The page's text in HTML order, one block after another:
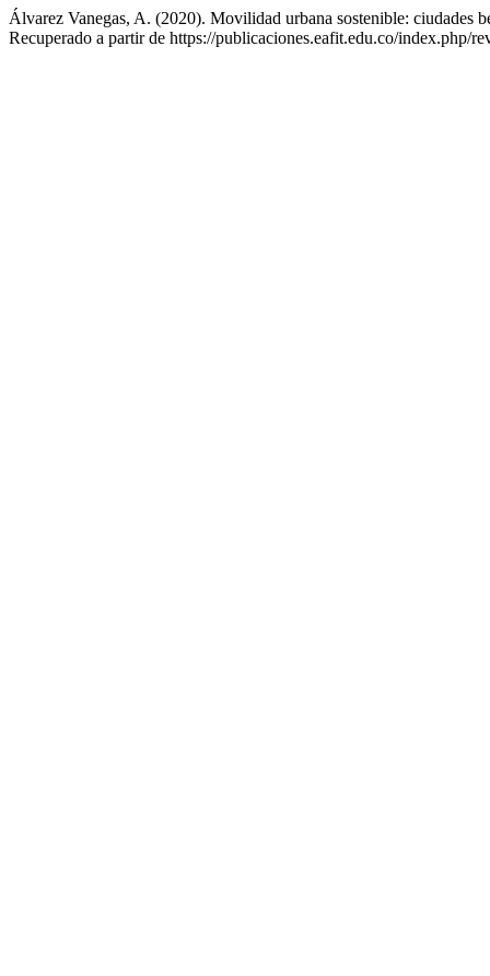
Álvarez Vanegas, A. (2020). Movilidad urbana sostenible: ciudades
Recuperado a partir de https://publicaciones.eafit.edu.co/index.php/